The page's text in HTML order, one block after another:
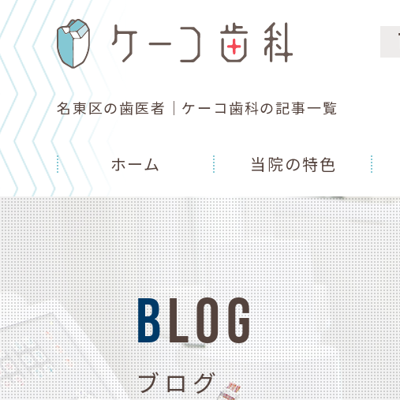
名東区の歯医者｜ケーコ歯科の記事一覧
ホーム 当院の特色
BLOG
ブログ